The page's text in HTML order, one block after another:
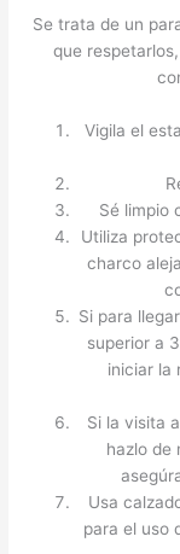
Se trata de un
que
Vigila el
Sé limpio
Utiliza
charco
Si para
superior a
iniciar la
Si la visita
hazlo de
Usa
para el uso